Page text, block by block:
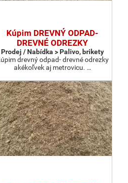
Kúpim DREVNÝ ODPAD-
DREVNÉ ODREZKY
Prodej / Nabídka > Palivo, brikety
drevný odpad- drevné odrezky
akékoľvek aj metrovicu. …